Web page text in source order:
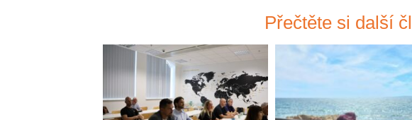
Přečtěte si další